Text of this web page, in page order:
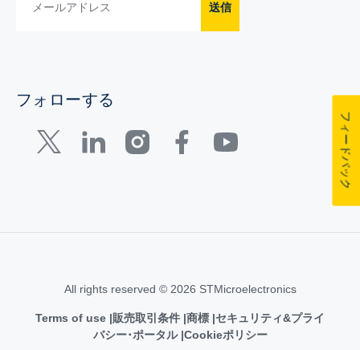
送信
フォローする
All rights reserved © 2026 STMicroelectronics
Terms of use 販売取引条件 商標 セキュリティ&プライ
バシー･ポータル Cookieポリシー
フィードバック